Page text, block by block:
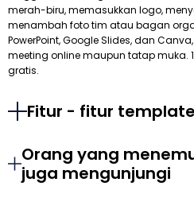
merah-biru, memasukkan logo,
menambah foto tim atau bagan
PowerPoint, Google Slides, dan
meeting online maupun tatap muka.
gratis.
Fitur - fitur
Orang yang
juga mengunjungi